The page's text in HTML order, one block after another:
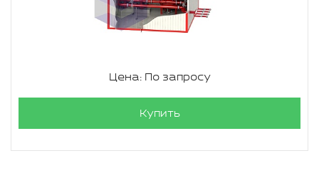
Цена: По запросу
Купить